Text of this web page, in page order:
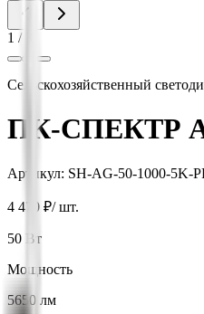
1 /
Сельскохозяйственный
ПК-СПЕКТР
Артикул: SH-AG-50-1000-5K-
4 470 ₽/ шт.
50 Вт
Мощность
5650 лм